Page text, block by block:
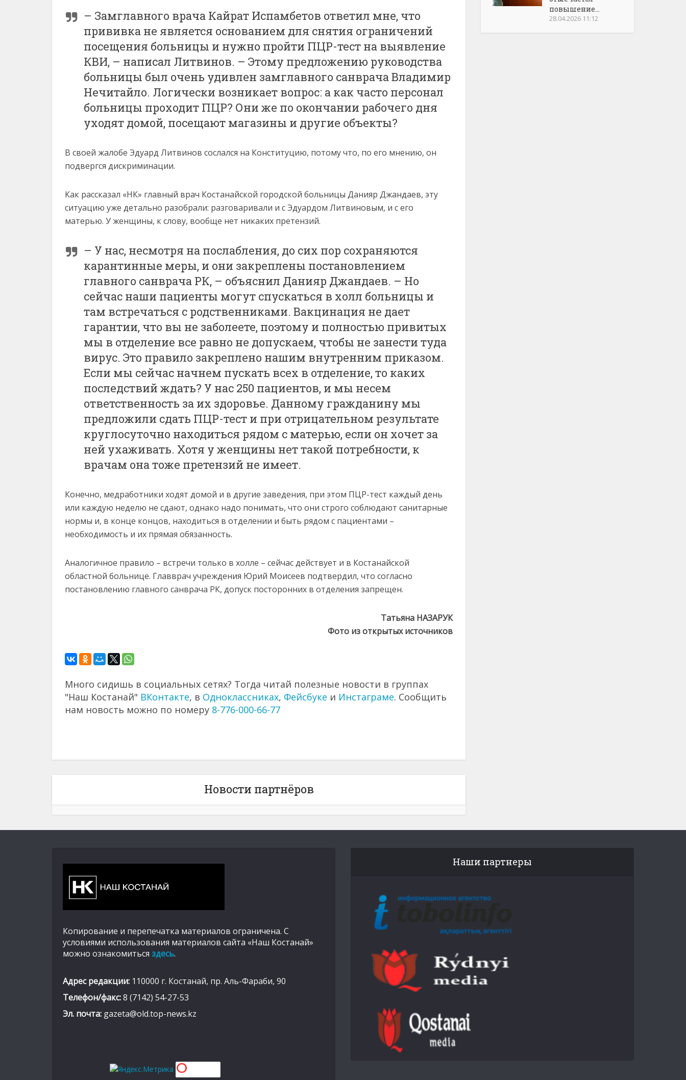
– Замглавного врача Кайрат Испамбетов ответил мне, что
прививка не является основанием для снятия ограничений
посещения больницы и нужно пройти ПЦР-тест на выявление
КВИ, – написал Литвинов. – Этому предложению руководства
больницы был очень удивлен замглавного санврача Владимир
Нечитайло. Логически возникает вопрос: а как часто персонал
больницы проходит ПЦР? Они же по окончании рабочего дня
уходят домой, посещают магазины и другие объекты?
В своей жалобе Эдуард Литвинов сослался на Конституцию, потому что, по его мнению, он
подвергся дискриминации.
Как рассказал «НК» главный врач Костанайской городской больницы Данияр Джандаев, эту
ситуацию уже детально разобрали: разговаривали и с Эдуардом Литвиновым, и с его
матерью. У женщины, к слову, вообще нет никаких претензий.
– У нас, несмотря на послабления, до сих пор сохраняются
карантинные меры, и они закреплены постановлением
главного санврача РК, – объяснил Данияр Джандаев. – Но
сейчас наши пациенты могут спускаться в холл больницы и
там встречаться с родственниками. Вакцинация не дает
гарантии, что вы не заболеете, поэтому и полностью привитых
мы в отделение все равно не допускаем, чтобы не занести туда
вирус. Это правило закреплено нашим внутренним приказом.
Если мы сейчас начнем пускать всех в отделение, то каких
последствий ждать? У нас 250 пациентов, и мы несем
ответственность за их здоровье. Данному гражданину мы
предложили сдать ПЦР-тест и при отрицательном результате
круглосуточно находиться рядом с матерью, если он хочет за
ней ухаживать. Хотя у женщины нет такой потребности, к
врачам она тоже претензий не имеет.
Конечно, медработники ходят домой и в другие заведения, при этом ПЦР-тест каждый день
или каждую неделю не сдают, однако надо понимать, что они строго соблюдают санитарные
нормы и, в конце концов, находиться в отделении и быть рядом с пациентами –
необходимость и их прямая обязанность.
Аналогичное правило – встречи только в холле – сейчас действует и в Костанайской
областной больнице. Главврач учреждения Юрий Моисеев подтвердил, что согласно
постановлению главного санврача РК, допуск посторонних в отделения запрещен.
Татьяна НАЗАРУК
Фото из открытых источников
Много сидишь в социальных сетях? Тогда читай полезные новости в группах
"Наш Костанай" ВКонтакте, в Одноклассниках, Фейсбуке и Инстаграме. Сообщить
нам новость можно по номеру 8-776-000-66-77
Новости партнёров
повышение...
28.04.2026 11:12
Копирование и перепечатка материалов ограничена. С
условиями использования материалов сайта «Наш Костанай»
можно ознакомиться здесь.
Адрес редакции: 110000 г. Костанай, пр. Аль-Фараби, 90
Телефон/факс:8 (7142) 54-27-53
Эл. почта: gazeta@old.top-news.kz
Наши партнеры